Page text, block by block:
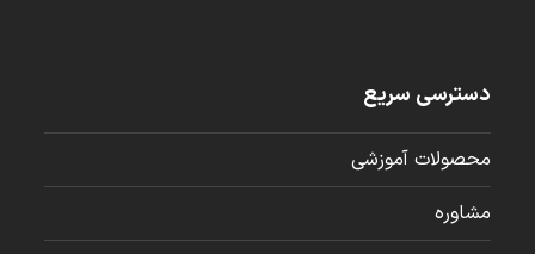
دسترسی سریع
محصولات آموزشی
مشاوره